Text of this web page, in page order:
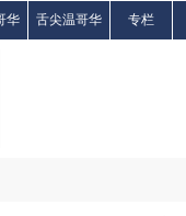
华 舌尖温哥华 专栏